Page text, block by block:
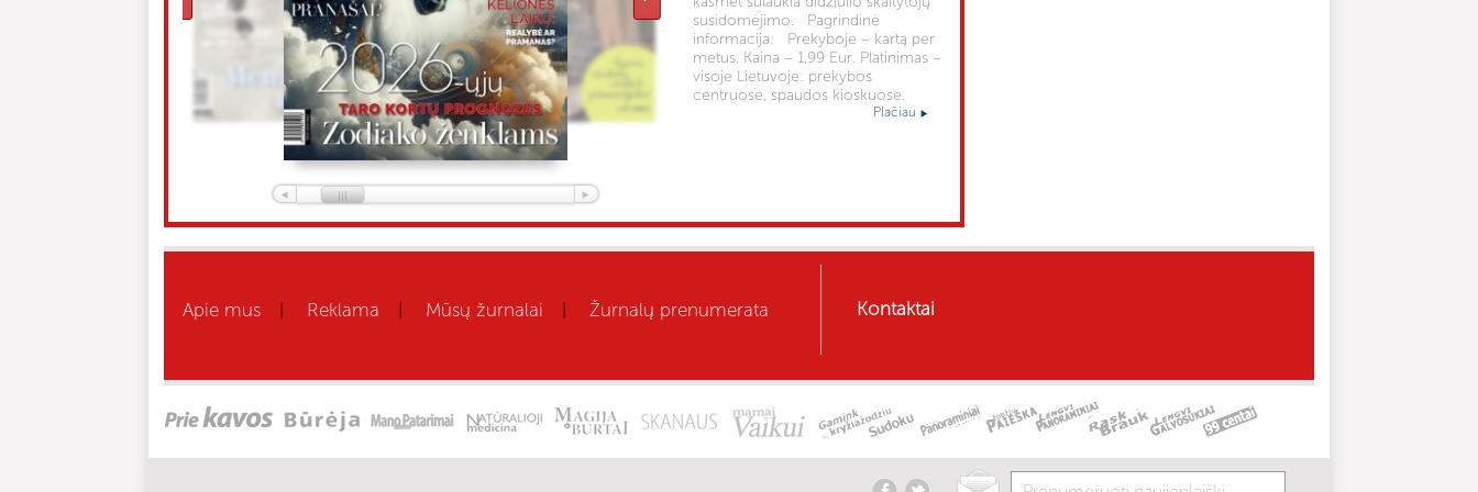
susidomėjimo. Pagrindinė
informacija: Prekyboje – kartą per
metus. Kaina – 1,99 Eur. Platinimas –
visoje Lietuvoje: prekybos
centruose, spaudos kioskuose.
Plačiau
Apie mus Reklama Mūsų žurnalai Žurnalų prenumerata Kontaktai